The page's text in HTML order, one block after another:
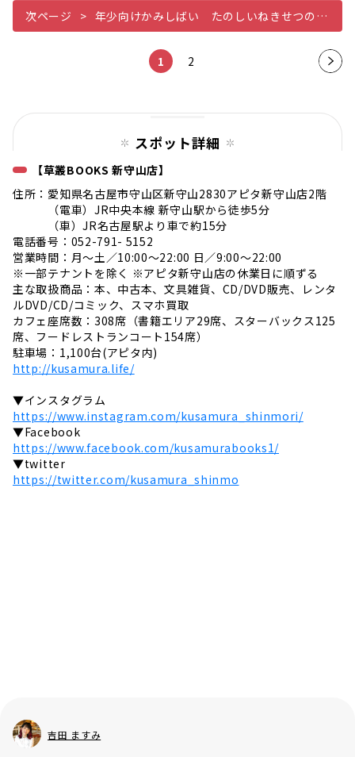
次ページ 年少向けかみしばい たのしいねきせつの行事ポンコちゃんのおひなさま
1 2
次の
スポット詳細
【草叢BOOKS 新守山店】
住所：愛知県名古屋市守山区新守山2830アピタ新守山店2階
（電車）JR中央本線 新守山駅から徒歩5分
（車）JR名古屋駅より車で約15分
電話番号：052-791- 5152
営業時間：月～土／10:00～22:00 日／9:00～22:00
※一部テナントを除く ※アピタ新守山店の休業日に順ずる
主な取扱商品：本、中古本、文具雑貨、CD/DVD販売、レンタ
ルDVD/CD/コミック、スマホ買取
カフェ座席数：308席（書籍エリア29席、スターバックス125
席、フードレストランコート154席）
駐車場：1,100台(アピタ内)
http://kusamura.life/
▼インスタグラム
https://www.instagram.com/kusamura_shinmori/
▼Facebook
https://www.facebook.com/kusamurabooks1/
▼twitter
https://twitter.com/kusamura_shinmo
吉田 ますみ